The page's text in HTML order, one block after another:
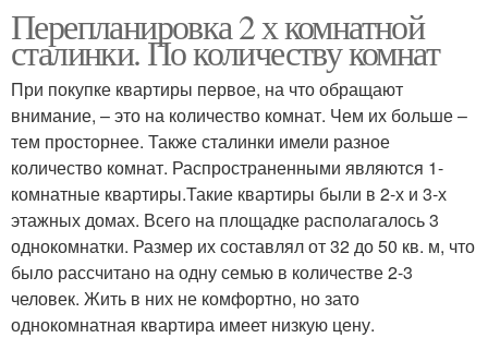
Перепланировка 2 х комнатной
сталинки. По количеству комнат
При покупке квартиры первое, на что обращают
внимание, – это на количество комнат. Чем их больше –
тем просторнее. Также сталинки имели разное
количество комнат. Распространенными являются 1-
комнатные квартиры.Такие квартиры были в 2-х и 3-х
этажных домах. Всего на площадке располагалось 3
однокомнатки. Размер их составлял от 32 до 50 кв. м, что
было рассчитано на одну семью в количестве 2-3
человек. Жить в них не комфортно, но зато
однокомнатная квартира имеет низкую цену.